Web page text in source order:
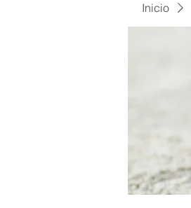
Inicio